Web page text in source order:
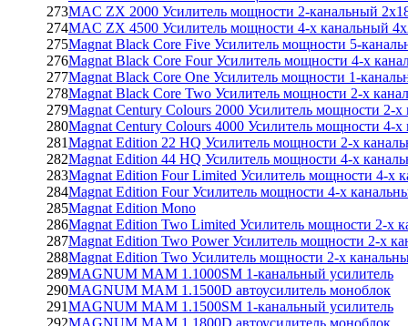
273MAC ZX 2000 Усилитель мощности 2-канальный
274MAC ZX 4500 Усилитель мощности 4-х канальный
275Magnat Black Core Five Усилитель мощности 5-
276Magnat Black Core Four Усилитель мощности 4-х
277Magnat Black Core One Усилитель мощности 1-
278Magnat Black Core Two Усилитель мощности 2-х
279Magnat Century Colours 2000 Усилитель мощности 2-
280Magnat Century Colours 4000 Усилитель мощности 4-
281Magnat Edition 22 HQ Усилитель мощности 2-х
282Magnat Edition 44 HQ Усилитель мощности 4-х
283Magnat Edition Four Limited Усилитель мощности 4-х
284Magnat Edition Four Усилитель мощности 4-х
285Magnat Edition Mono
286Magnat Edition Two Limited Усилитель мощности 2-х
287Magnat Edition Two Power Усилитель мощности 2-х
288Magnat Edition Two Усилитель мощности 2-х
289MAGNUM MAM 1.1000SM 1-канальный усилитель
290MAGNUM MAM 1.1500D автоусилитель моноблок
291MAGNUM MAM 1.1500SM 1-канальный усилитель